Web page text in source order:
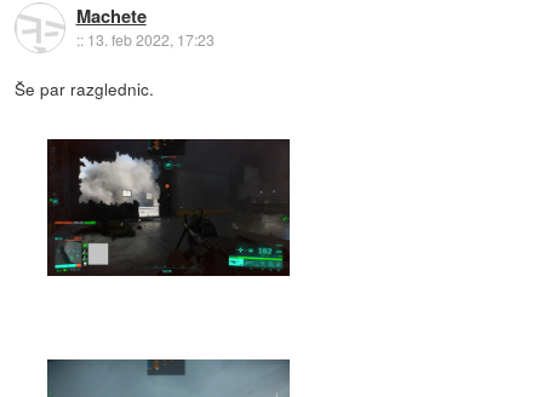
Machete
:: 13. feb 2022, 17:23
Še par razglednic.